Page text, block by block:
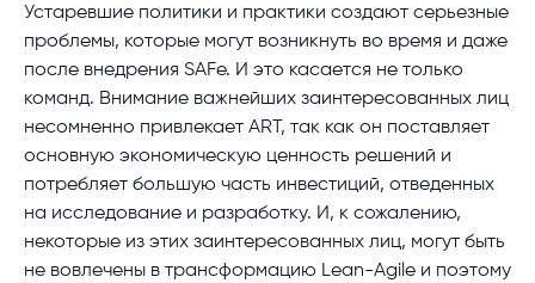
Устаревшие политики и практики создают серьезные
проблемы, которые могут возникнуть во время и даже
после внедрения SAFe. И это касается не только
команд. Внимание важнейших заинтересованных лиц
несомненно привлекает ART, так как он поставляет
основную экономическую ценность решений и
потребляет большую часть инвестиций, отведенных
на исследование и разработку. И, к сожалению,
некоторые из этих заинтересованных лиц, могут быть
не вовлечены в трансформацию Lean-Agile и поэтому